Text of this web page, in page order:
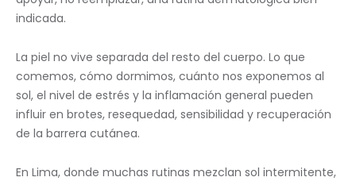
indicada.
La piel no vive separada del resto del cuerpo. Lo que
comemos, cómo dormimos, cuánto nos exponemos al
sol, el nivel de estrés y la inflamación general pueden
influir en brotes, resequedad, sensibilidad y recuperación
de la barrera cutánea.
En Lima, donde muchas rutinas mezclan sol intermitente,